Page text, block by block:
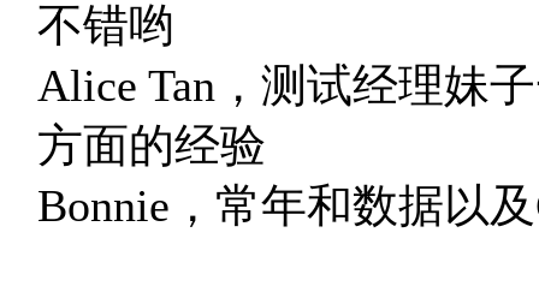
不错哟
Alice Tan，测试经理妹
方面的经验
Bonnie，常年和数据以